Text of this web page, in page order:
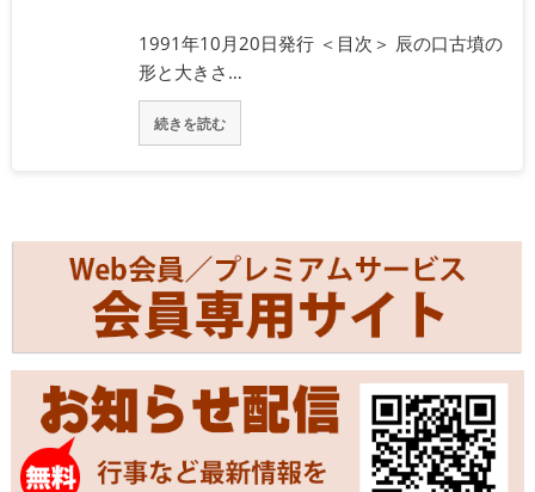
1991年10月20日発行 ＜目次＞ 辰の口古墳の
形と大きさ…
続きを読む